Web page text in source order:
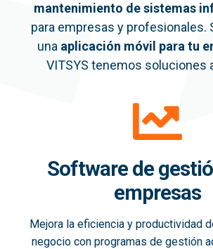
mantenimiento de sistemas
para empresas y profesionales.
una aplicación móvil para tu
VITSYS tenemos soluciones
Software de
empresas
Mejora la eficiencia y productividad
negocio con programas de gestión